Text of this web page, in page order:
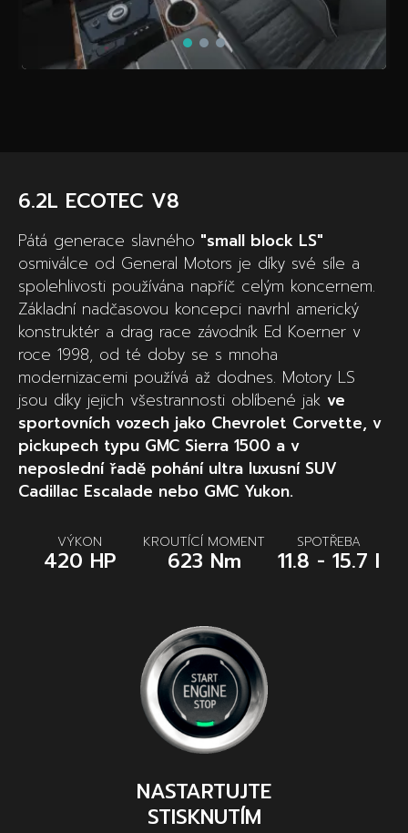
6.2L ECOTEC V8
Pátá generace slavného "small block LS"
osmiválce od General Motors je díky své síle a
spolehlivosti používána napříč celým koncernem.
Základní nadčasovou koncepci navrhl americký
konstruktér a drag race závodník Ed Koerner v
roce 1998, od té doby se s mnoha
modernizacemi používá až dodnes. Motory LS
jsou díky jejich všestrannosti oblíbené jak ve
sportovních vozech jako Chevrolet Corvette, v
pickupech typu GMC Sierra 1500 a v
neposlední řadě pohání ultra luxusní SUV
Cadillac Escalade nebo GMC Yukon.
VÝKON
420 HP
KROUTÍCÍ MOMENT
623 Nm
SPOTŘEBA
11.8 - 15.7 l
NASTARTUJTE
STISKNUTÍM